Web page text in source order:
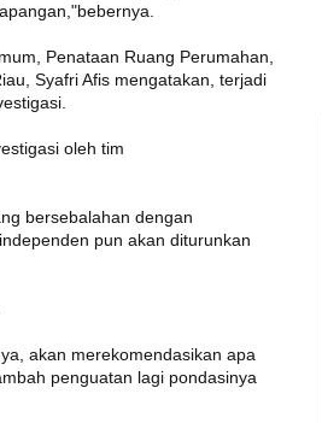
Penataan Ruang Perumahan,
Syafri Afis mengatakan, terjadi
oleh tim
bersebalahan dengan
pun akan diturunkan
akan merekomendasikan apa
penguatan lagi pondasinya